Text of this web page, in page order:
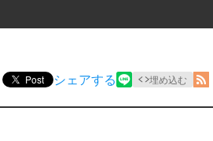
Post シェアする 埋め込む